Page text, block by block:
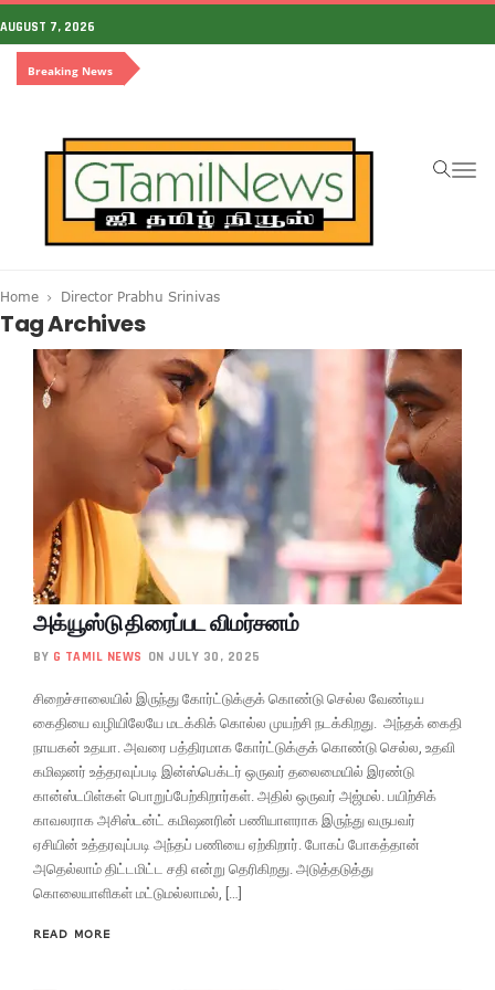
AUGUST 7, 2026
Breaking News
Home Director Prabhu Srinivas
Tag Archives
அக்யூஸ்டு திரைப்பட விமர்சனம்
BY G TAMIL NEWS ON JULY 30, 2025
சிறைச்சாலையில் இருந்து கோர்ட்டுக்குக் கொண்டு செல்ல வேண்டிய
கைதியை வழியிலேயே மடக்கிக் கொல்ல முயற்சி நடக்கிறது. அந்தக் கைதி
நாயகன் உதயா. அவரை பத்திரமாக கோர்ட்டுக்குக் கொண்டு செல்ல, உதவி
கமிஷனர் உத்தரவுப்படி இன்ஸ்பெக்டர் ஒருவர் தலைமையில் இரண்டு
கான்ஸ்டபிள்கள் பொறுப்பேற்கிறார்கள். அதில் ஒருவர் அஜ்மல். பயிற்சிக்
காவலராக அசிஸ்டன்ட் கமிஷனரின் பணியாளராக இருந்து வருபவர்
ஏசியின் உத்தரவுப்படி அந்தப் பணியை ஏற்கிறார். போகப் போகத்தான்
அதெல்லாம் திட்டமிட்ட சதி என்று தெரிகிறது. அடுத்தடுத்து
கொலையாளிகள் மட்டுமல்லாமல், […]
READ MORE